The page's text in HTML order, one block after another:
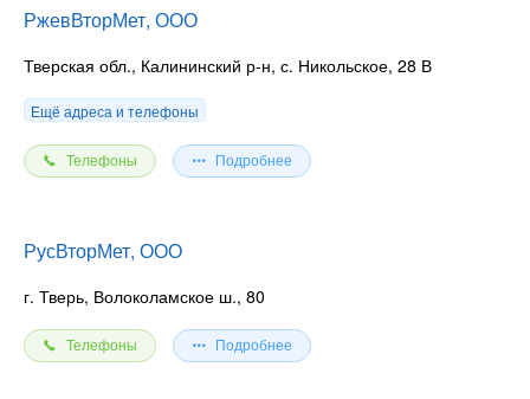
РжевВторМет, ООО
Тверская обл., Калининский р-н, с. Никольское, 28 В
Ещё адреса и телефоны
Телефоны Подробнее
РусВторМет, ООО
г. Тверь, Волоколамское ш., 80
Телефоны Подробнее